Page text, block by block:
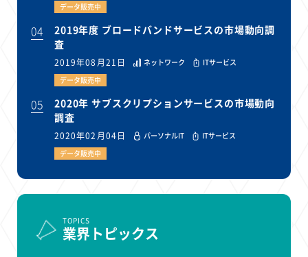
データ販売中
04
2019年度 ブロードバンドサービスの市場動向調
査
2019年08月21日 ネットワーク
ITサービス
データ販売中
05
2020年 サブスクリプションサービスの市場動向
調査
2020年02月04日 パーソナルIT
ITサービス
データ販売中
TOPICS
業界トピックス